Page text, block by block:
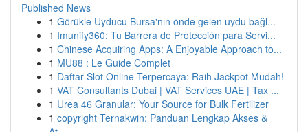
Published News
1 Görükle Uyducu Bursa'nın önde gelen uydu bağl...
1 Imunify360: Tu Barrera de Protección para Servi...
1 Chinese Acquiring Apps: A Enjoyable Approach to...
1 MU88 : Le Guide Complet
1 Daftar Slot Online Terpercaya: Raih Jackpot Mudah!
1 VAT Consultants Dubai | VAT Services UAE | Tax ...
1 Urea 46 Granular: Your Source for Bulk Fertilizer
1 copyright Ternakwin: Panduan Lengkap Akses &